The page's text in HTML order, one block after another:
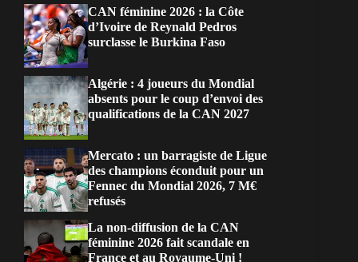
CAN féminine 2026 : la Côte
d’Ivoire de Reynald Pedros
surclasse le Burkina Faso
Algérie : 4 joueurs du Mondial
absents pour le coup d’envoi des
qualifications de la CAN 2027
Mercato : un barragiste de Ligue
des champions éconduit pour un
Fennec du Mondial 2026, 7 M€
refusés
La non-diffusion de la CAN
féminine 2026 fait scandale en
France et au Royaume-Uni !